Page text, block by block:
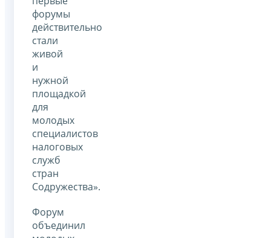
форумы
действительно
стали
живой
и
нужной
площадкой
для
молодых
специалистов
налоговых
служб
стран
Содружества».
Форум
объединил